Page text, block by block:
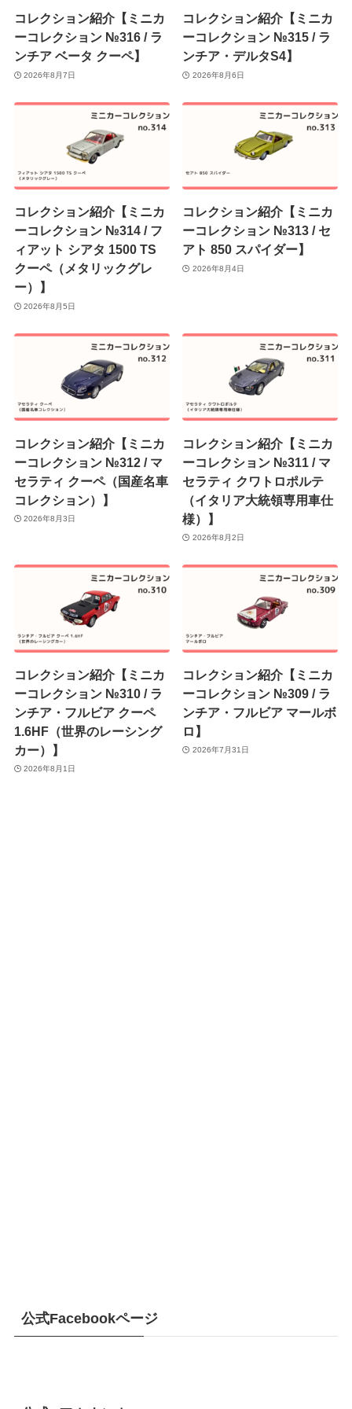
コレクション紹介【ミニカ
ーコレクション №316 / ラ
ンチア ベータ クーペ】
2026年8月7日
コレクション紹介【ミニカ
ーコレクション №315 / ラ
ンチア・デルタS4】
2026年8月6日
コレクション紹介【ミニカ
ーコレクション №314 / フ
ィアット シアタ 1500 TS
クーペ（メタリックグレ
ー）】
2026年8月5日
コレクション紹介【ミニカ
ーコレクション №313 / セ
アト 850 スパイダー】
2026年8月4日
コレクション紹介【ミニカ
ーコレクション №312 / マ
セラティ クーペ（国産名車
コレクション）】
2026年8月3日
コレクション紹介【ミニカ
ーコレクション №311 / マ
セラティ クワトロポルテ
（イタリア大統領専用車仕
様）】
2026年8月2日
コレクション紹介【ミニカ
ーコレクション №310 / ラ
ンチア・フルビア クーペ
1.6HF（世界のレーシング
カー）】
2026年8月1日
コレクション紹介【ミニカ
ーコレクション №309 / ラ
ンチア・フルビア マールボ
ロ】
2026年7月31日
公式Facebookページ